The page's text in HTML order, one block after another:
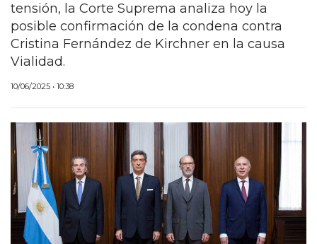
RAMALLO
SAN PEDRO
PAIS
ECONOMÍA Y NEGOCIOS
ULTIMAS NOTICIAS
TEMAS DESTACADOS
TECNOLOGÍA
tensión, la Corte Suprema analiza hoy la
posible confirmación de la condena contra
Cristina Fernández de Kirchner en la causa
Vialidad.
10/06/2025 • 10:38